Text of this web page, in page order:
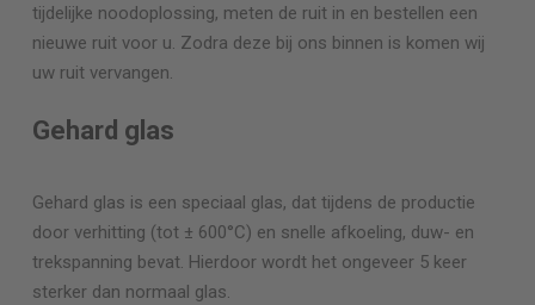
tijdelijke noodoplossing, meten de ruit in en bestellen een
nieuwe ruit voor u. Zodra deze bij ons binnen is komen wij
uw ruit vervangen.
Gehard glas
Gehard glas is een speciaal glas, dat tijdens de productie
door verhitting (tot ± 600°C) en snelle afkoeling, duw- en
trekspanning bevat. Hierdoor wordt het ongeveer 5 keer
sterker dan normaal glas.